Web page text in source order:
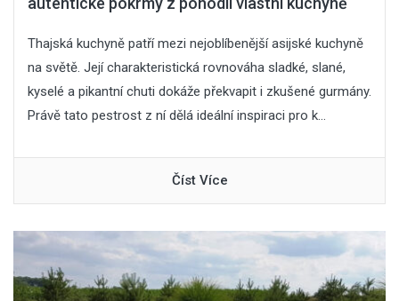
Thajská kuchyně patří mezi nejoblíbenější asijské kuchyně
na světě. Její charakteristická rovnováha sladké, slané,
kyselé a pikantní chuti dokáže překvapit i zkušené gurmány.
Právě tato pestrost z ní dělá ideální inspiraci pro k...
Číst Více